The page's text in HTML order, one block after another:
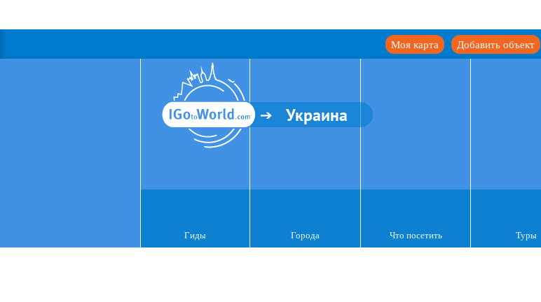
Добавить объект
Моя карта
Украина
Гиды Города Что посетить Туры